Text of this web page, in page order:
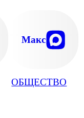
ОБЩЕСТВО
Макс